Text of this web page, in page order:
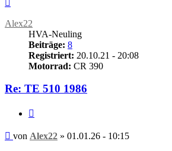
Alex22
HVA-Neuling
Beiträge: 8
Registriert: 20.10.21 - 20:08
Motorrad: CR 390
Re: TE 510 1986
Beitrag
von Alex22 » 01.01.26 - 10:15